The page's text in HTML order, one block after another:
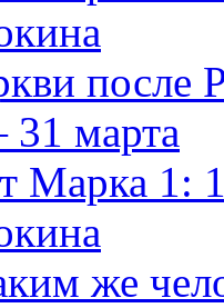
марта
Марка 1:
же